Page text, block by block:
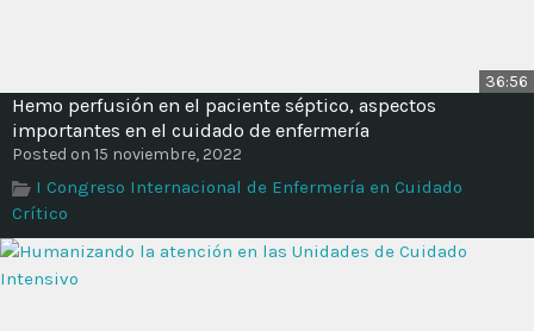
36:56
Hemo perfusión en el paciente séptico, aspectos
importantes en el cuidado de enfermería
Posted on 15 noviembre, 2022
I Congreso Internacional de Enfermería en Cuidado
Crítico